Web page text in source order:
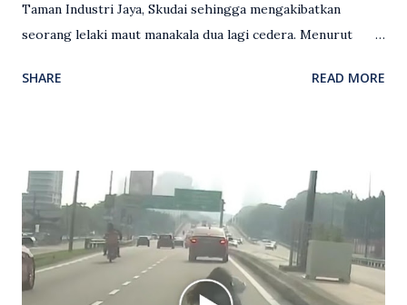
Taman Industri Jaya, Skudai sehingga mengakibatkan
seorang lelaki maut manakala dua lagi cedera. Menurut
kejadian berlaku sekitar jam 11 malam dan pihak polis
hiburan di kawasan berkenaan. Seorang mangsa disahkan
meninggal dunia di lokasi kejadian akibat terkena tembakan,
manakala seorang lagi mangsa mengalami kecederaan.
Turut dipercayai terdapat seorang lagi individu cedera
namun identitinya masih belum dikenal pasti selepas dibawa
SHARE READ MORE